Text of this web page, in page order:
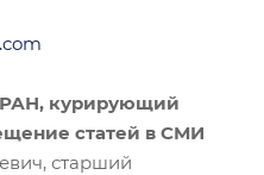
РАН, курирующий
статей в СМИ
старший